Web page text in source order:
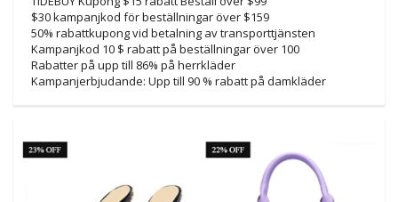
$30 kampanjkod för beställningar över $159
50% rabattkupong vid betalning av transporttjänsten
Kampanjkod 10 $ rabatt på beställningar över 100
Rabatter på upp till 86% på herrkläder
Kampanjerbjudande: Upp till 90 % rabatt på damkläder